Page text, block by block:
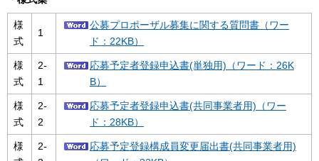
様
式
1
公募プロポーザル募集に関する質問書（ワー
ド：22KB）
様
式
2-
1
応募予定者登録申込書(単独用)（ワード：26K
B）
様
式
2-
2
応募予定者登録申込書(共同事業者用)（ワー
ド：28KB）
様
2-
応募予定登録構成員変更届出書(共同事業者用)